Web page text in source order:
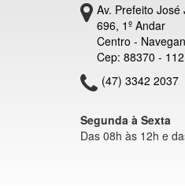
Av. Prefeito José
696, 1º Andar
Centro -
Cep: 88370 - 112
(47) 3342 2037
Segunda à Sexta
Das 08h às 12h e